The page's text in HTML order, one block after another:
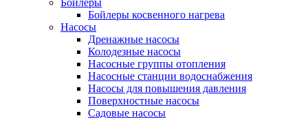
Бойлеры
Бойлеры косвенного нагрева
Насосы
Дренажные насосы
Колодезные насосы
Насосные группы отопления
Насосные станции водоснабжения
Насосы для повышения давления
Поверхностные насосы
Садовые насосы